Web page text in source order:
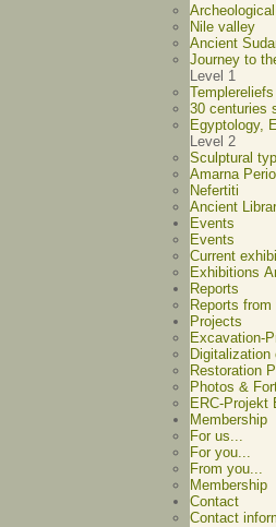
Nile valley
Ancient
Journey to
Level 1
Templereliefs
30 centuries
Egyptology,
Level 2
Sculptural
Amarna
Nefertiti
Ancient
Events
Events
Current
Exhibitions
Reports
Reports
Projects
Excavation-
Restoration
Photos &
ERC-Projekt
Membership
For us...
For you...
From you...
Membership
Contact
Contact